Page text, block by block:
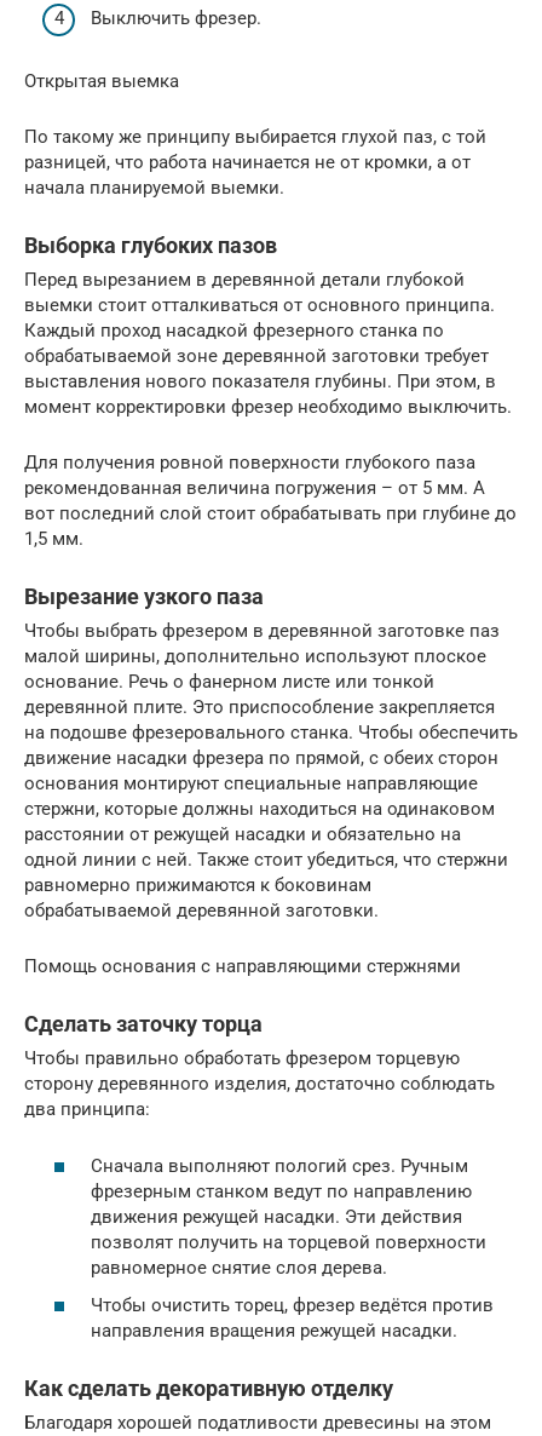
Выключить фрезер.
Открытая выемка
По такому же принципу выбирается глухой паз, с той
разницей, что работа начинается не от кромки, а от
начала планируемой выемки.
Выборка глубоких пазов
Перед вырезанием в деревянной детали глубокой
выемки стоит отталкиваться от основного принципа.
Каждый проход насадкой фрезерного станка по
обрабатываемой зоне деревянной заготовки требует
выставления нового показателя глубины. При этом, в
момент корректировки фрезер необходимо выключить.
Для получения ровной поверхности глубокого паза
рекомендованная величина погружения – от 5 мм. А
вот последний слой стоит обрабатывать при глубине до
1,5 мм.
Вырезание узкого паза
Чтобы выбрать фрезером в деревянной заготовке паз
малой ширины, дополнительно используют плоское
основание. Речь о фанерном листе или тонкой
деревянной плите. Это приспособление закрепляется
на подошве фрезеровального станка. Чтобы обеспечить
движение насадки фрезера по прямой, с обеих сторон
основания монтируют специальные направляющие
стержни, которые должны находиться на одинаковом
расстоянии от режущей насадки и обязательно на
одной линии с ней. Также стоит убедиться, что стержни
равномерно прижимаются к боковинам
обрабатываемой деревянной заготовки.
Помощь основания с направляющими стержнями
Сделать заточку торца
Чтобы правильно обработать фрезером торцевую
сторону деревянного изделия, достаточно соблюдать
два принципа:
Сначала выполняют пологий срез. Ручным
фрезерным станком ведут по направлению
движения режущей насадки. Эти действия
позволят получить на торцевой поверхности
равномерное снятие слоя дерева.
Чтобы очистить торец, фрезер ведётся против
направления вращения режущей насадки.
Как сделать декоративную отделку
Благодаря хорошей податливости древесины на этом